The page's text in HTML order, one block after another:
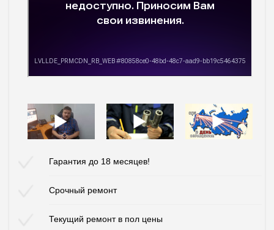
Гарантия до 18 месяцев!
Срочный ремонт
Текущий ремонт в пол цены